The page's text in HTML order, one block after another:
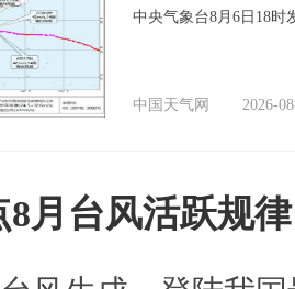
中央气象台8月6日18时
中国天气网 2026-
8月台风活跃规律